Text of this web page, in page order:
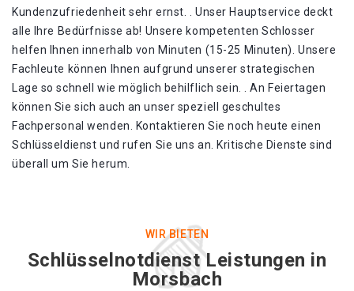
Kundenzufriedenheit sehr ernst. . Unser Hauptservice deckt
alle Ihre Bedürfnisse ab! Unsere kompetenten Schlosser
helfen Ihnen innerhalb von Minuten (15-25 Minuten). Unsere
Fachleute können Ihnen aufgrund unserer strategischen
Lage so schnell wie möglich behilflich sein. . An Feiertagen
können Sie sich auch an unser speziell geschultes
Fachpersonal wenden. Kontaktieren Sie noch heute einen
Schlüsseldienst und rufen Sie uns an. Kritische Dienste sind
überall um Sie herum.
WIR BIETEN
Schlüsselnotdienst Leistungen in
Morsbach